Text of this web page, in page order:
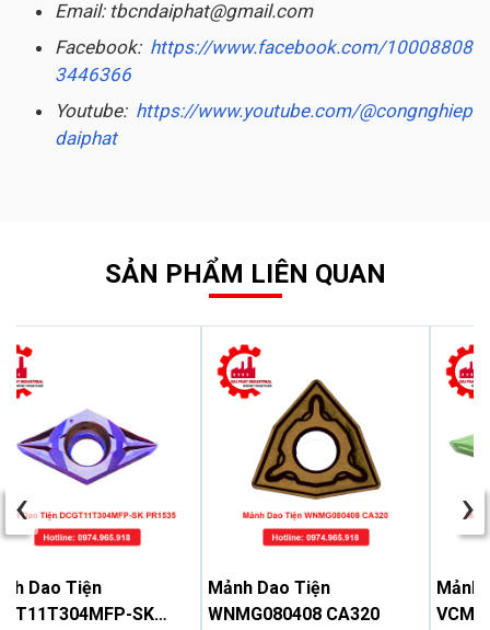
Email: tbcndaiphat@gmail.com
Facebook: https://www.facebook.com/10008808
3446366
Youtube: https://www.youtube.com/@congnghiep
daiphat
SẢN PHẨM LIÊN QUAN
Dao Tiện
SK
Mảnh Dao Tiện
WNMG080408 CA320
Mảnh
‹ ›